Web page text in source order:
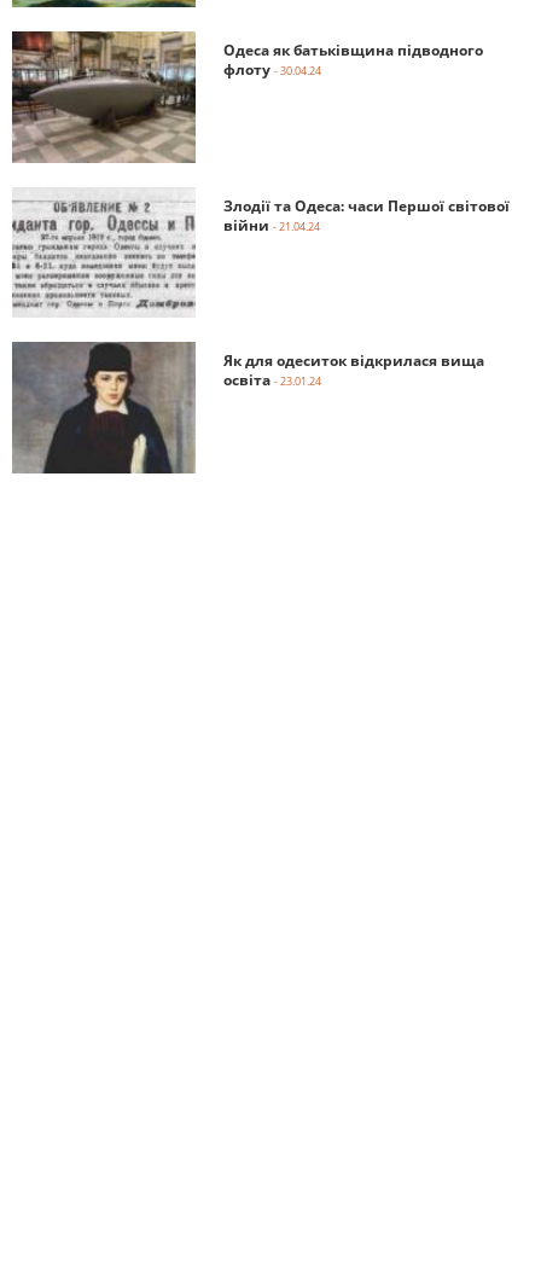
Одеса як батьківщина підводного
флоту - 30.04.24
Злодії та Одеса: часи Першої світової
війни - 21.04.24
Як для одеситок відкрилася вища
освіта - 23.01.24